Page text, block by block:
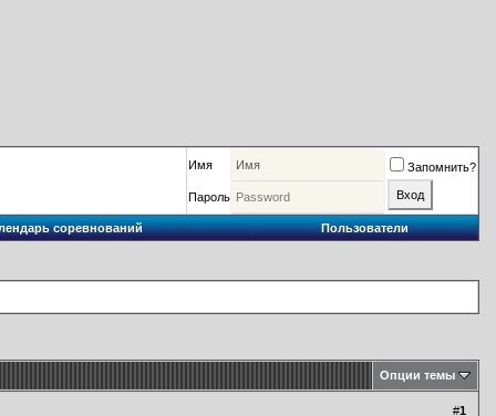
Имя Запомнить?
Пароль
соревнований Пользователи
Опции темы
#1